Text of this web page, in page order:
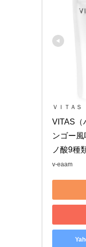
ＶＩＴＡＳ
VITAS（
ンゴー風
ノ酸9種
v-eaam